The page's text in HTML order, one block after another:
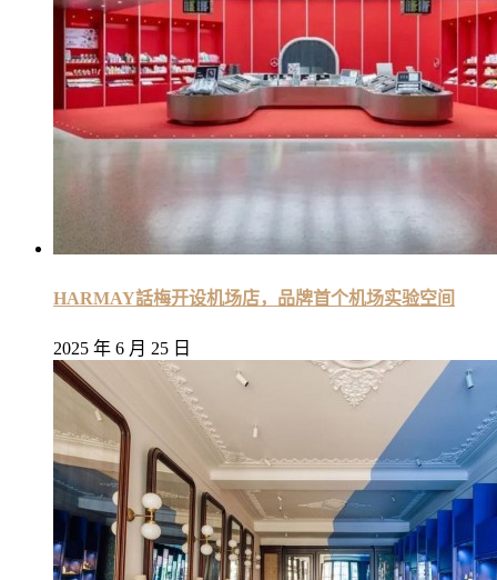
HARMAY話梅开设机场店，品牌首个机场实验空间
2025 年 6 月 25 日